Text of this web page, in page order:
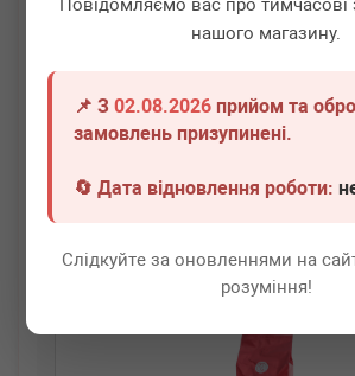
Повідомляємо вас про тимчасові
нашого магазину.
📌 З02.08.2026 прийом та
замовлень призупинені.
🔄 Дата відновлення роботи:
Слідкуйте за оновленнями на
розуміння!
Кава De Luxe 250g